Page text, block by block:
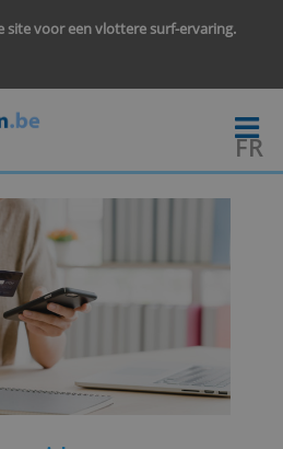
site voor een vlottere surf-